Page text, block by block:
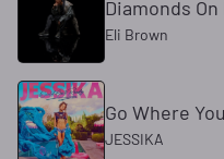
Diamonds
Eli Brown
Go Where
JESSIKA